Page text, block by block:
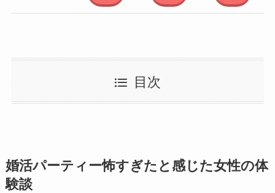
目次
婚活パーティー怖すぎたと感じた女性の体
験談